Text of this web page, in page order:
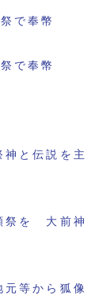
で奉幣
で奉幣
と伝説を主
祭を 大前神
等から狐像